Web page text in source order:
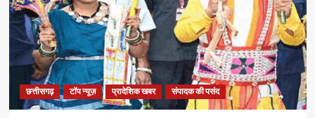
छत्तीसगढ़ टॉप न्यूज़ प्रादेशिक खबर संपादक की पसंद